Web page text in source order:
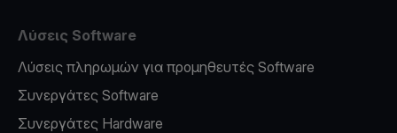
Λύσεις Software
Λύσεις πληρωμών για προμηθευτές Software
Συνεργάτες Software
Συνεργάτες Hardware